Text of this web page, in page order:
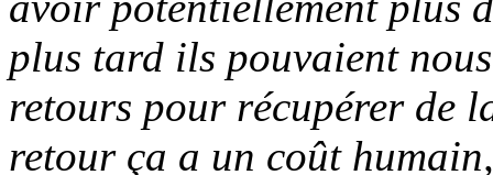
plus tard ils pouvaient
retours pour récupérer de
retour ça a un coût